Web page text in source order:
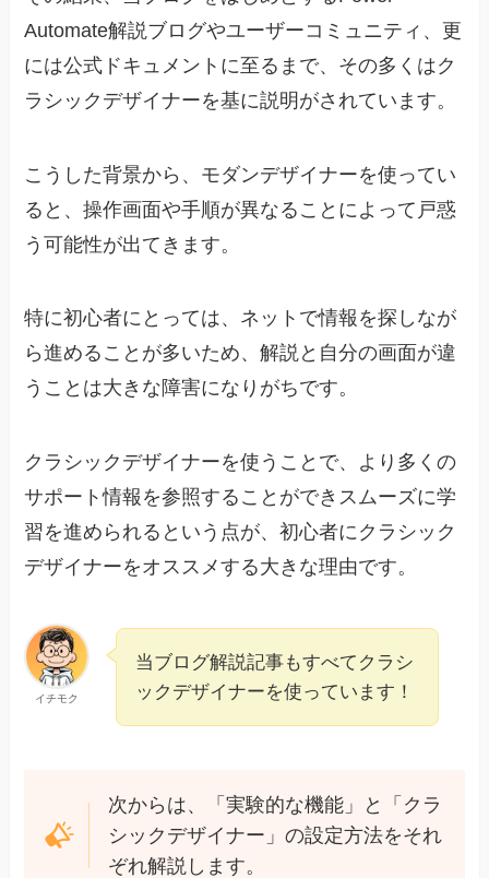
Automate解説ブログやユーザーコミュニティ、更
には公式ドキュメントに至るまで、その多くはク
ラシックデザイナーを基に説明がされています。
こうした背景から、モダンデザイナーを使ってい
ると、操作画面や手順が異なることによって戸惑
う可能性が出てきます。
特に初心者にとっては、ネットで情報を探しなが
ら進めることが多いため、解説と自分の画面が違
うことは大きな障害になりがちです。
クラシックデザイナーを使うことで、より多くの
サポート情報を参照することができスムーズに学
習を進められるという点が、初心者にクラシック
デザイナーをオススメする大きな理由です。
イチモク
当ブログ解説記事もすべてクラシ
ックデザイナーを使っています！
次からは、「実験的な機能」と「クラ
シックデザイナー」の設定方法をそれ
ぞれ解説します。